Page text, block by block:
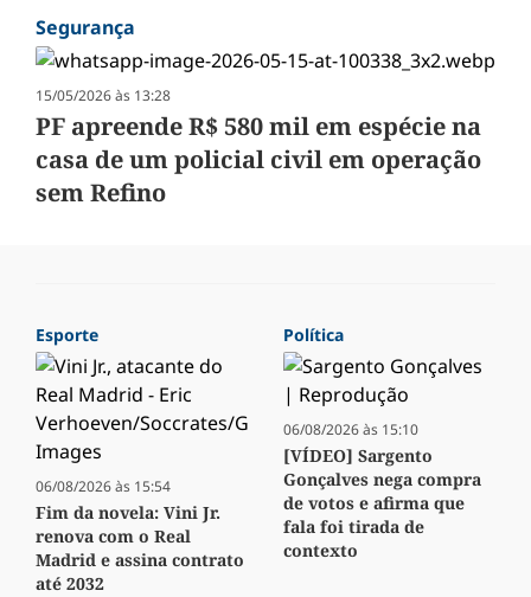
Segurança
15/05/2026 às 13:28
PF apreende R$ 580 mil em espécie na
casa de um policial civil em operação
sem Refino
Esporte
06/08/2026 às 15:54
Fim da novela: Vini Jr.
renova com o Real
Madrid e assina contrato
até 2032
Política
06/08/2026 às 15:10
[VÍDEO] Sargento
Gonçalves nega compra
de votos e afirma que
fala foi tirada de
contexto